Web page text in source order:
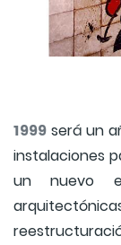
1999 será un
instalaciones
un nuevo